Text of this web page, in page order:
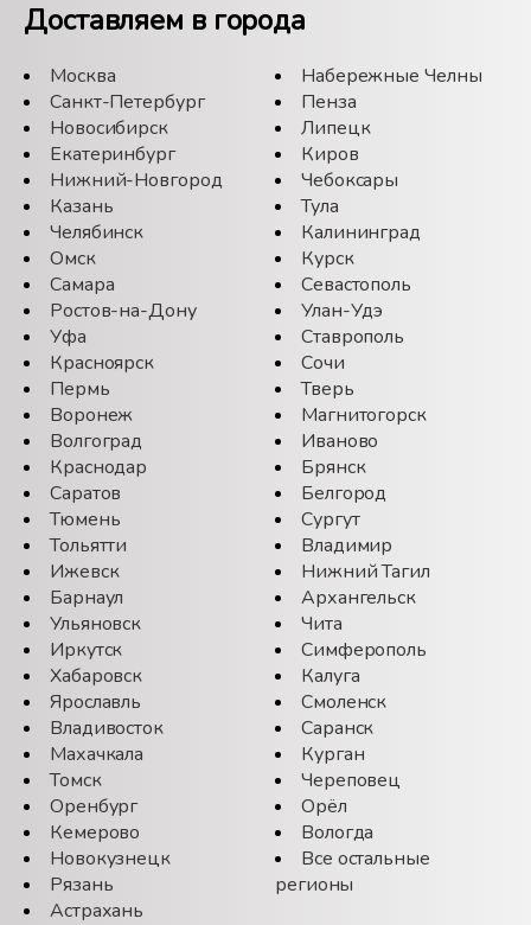
Доставляем в города
Москва
Санкт-Петербург
Новосибирск
Екатеринбург
Нижний-Новгород
Казань
Челябинск
Омск
Самара
Ростов-на-Дону
Уфа
Красноярск
Пермь
Воронеж
Волгоград
Краснодар
Саратов
Тюмень
Тольятти
Ижевск
Барнаул
Ульяновск
Иркутск
Хабаровск
Ярославль
Владивосток
Махачкала
Томск
Оренбург
Кемерово
Новокузнецк
Рязань
Астрахань
Набережные Челны
Пенза
Липецк
Киров
Чебоксары
Тула
Калининград
Курск
Севастополь
Улан-Удэ
Ставрополь
Сочи
Тверь
Магнитогорск
Иваново
Брянск
Белгород
Сургут
Владимир
Нижний Тагил
Архангельск
Чита
Симферополь
Калуга
Смоленск
Саранск
Курган
Череповец
Орёл
Вологда
Все остальные
регионы